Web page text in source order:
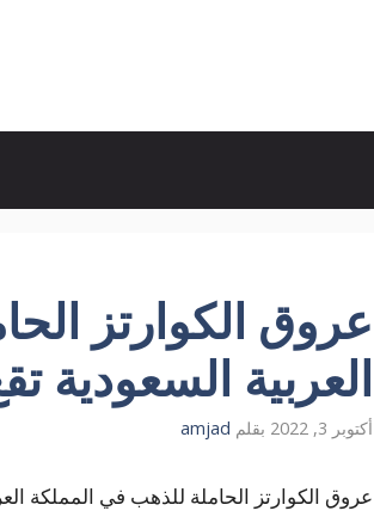
عروق الكوارتز
العربية السعودية
أكتوبر 3, 2022 بقلم amjad
عروق الكوارتز الحاملة للذهب في المملكة